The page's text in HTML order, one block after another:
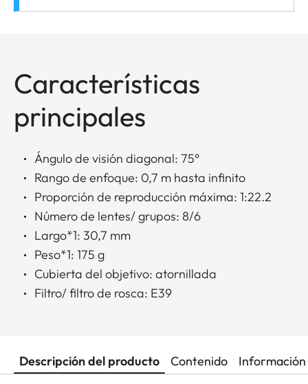
Características
principales
Ángulo de visión diagonal: 75°
Rango de enfoque: 0,7 m hasta infinito
Proporción de reproducción máxima: 1:22.2
Número de lentes/ grupos: 8/6
Largo*1: 30,7 mm
Peso*1: 175 g
Cubierta del objetivo: atornillada
Filtro/ filtro de rosca: E39
Descripción del producto Contenido